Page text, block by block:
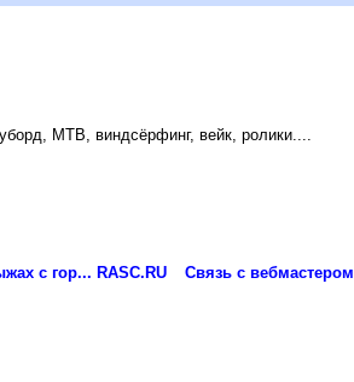
MTB, виндсёрфинг, вейк, ролики....
с гор... RASC.RU Связь с вебмастером